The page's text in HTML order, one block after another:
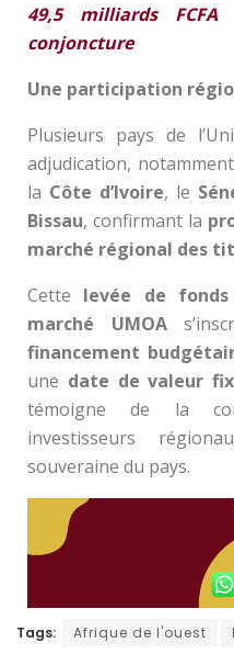
49,5 milliards
conjoncture
Une participation
Plusieurs pays de
adjudication,
la Côte d’Ivoire, le
Bissau, confirmant la
marché régional des
Cette levée de
marché UMOA
financement
une date de valeur
témoigne de la
investisseurs
souveraine du pays.
Tags: Afrique de l'ouest